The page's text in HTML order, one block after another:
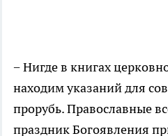
− Нигде в книгах
находим указаний для
прорубь. Православные
праздник Богоявления